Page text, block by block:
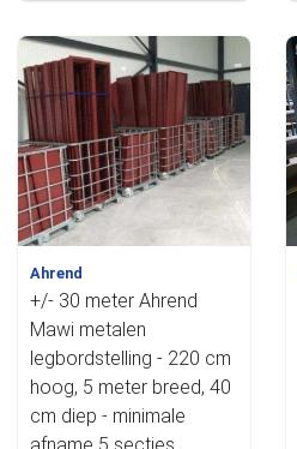
Ahrend
+/- 30 meter Ahrend
Mawi metalen
legbordstelling - 220 cm
hoog, 5 meter breed, 40
cm diep - minimale
afname 5 secties